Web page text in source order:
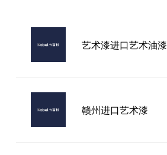
艺术漆进口艺术油漆
赣州进口艺术漆